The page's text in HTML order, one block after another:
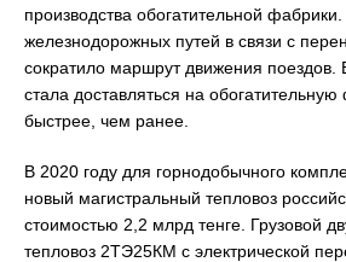
производства обогатительной
железнодорожных путей в связи с
сократило маршрут движения поездов.
стала доставляться на
быстрее, чем ранее.
В 2020 году для горнодобычного
новый магистральный тепловоз
стоимостью 2,2 млрд тенге. Грузовой
тепловоз 2ТЭ25КМ с электрической